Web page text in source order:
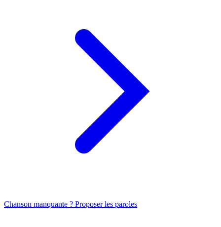
Chanson manquante ? Proposer les paroles